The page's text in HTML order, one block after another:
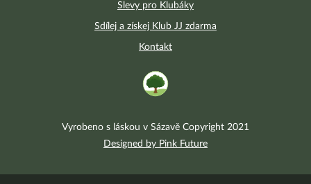
Slevy pro Klubáky
Sdílej a získej Klub JJ zdarma
Kontakt
Vyrobeno s láskou v Sázavě Copyright 2021
Designed by Pink Future